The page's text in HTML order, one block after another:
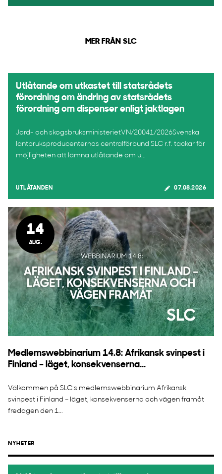
MER FRÅN SLC
Utlåtande om utkastet till statsrådets
förordning om ändring av statsrådets
förordning om dispenser enligt jaktlagen
Jord- och skogsbruksministerietVN/20041/2026Svenska
lantbruksproducenternas centralförbund SLC r.f. tackar för
möjligheten att lämna utlåtande om u...
UTLÅTANDEN 07.08.2026
14
AUG.
Medlemswebbinarium 14.8: Afrikansk svinpest i
Finland – läget, konsekvenserna...
Välkommen på SLC:s medlemswebbinarium Afrikansk
svinpest i Finland – läget, konsekvenserna och vägen framåt
fredagen den 1...
NYHETER